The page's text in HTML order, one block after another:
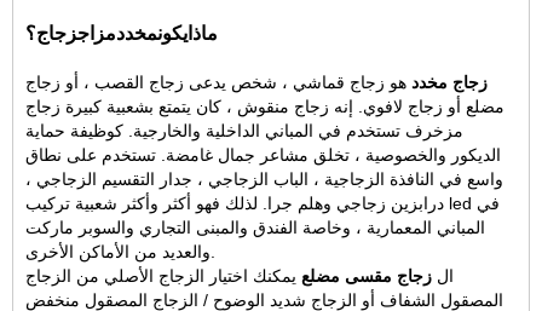
ماذا يكونمخددمزاجزجاج؟
زجاج مخدد هو زجاج قماشي ، شخص يدعى زجاج القصب ، أو زجاج
مضلع أو زجاج لافوي. إنه زجاج منقوش ، كان يتمتع بشعبية كبيرة زجاج
مزخرف تستخدم في المباني الداخلية والخارجية. كوظيفة حماية
الديكور والخصوصية ، تخلق مشاعر جمال غامضة. تستخدم على نطاق
واسع في النافذة الزجاجية ، الباب الزجاجي ، جدار التقسيم الزجاجي ،
درابزين زجاجي وهلم جرا. لذلك فهو أكثر وأكثر شعبية تركيب led في
المباني المعمارية ، وخاصة الفندق والمبنى التجاري والسوبر ماركت
ال زجاج مقسى مضلع يمكنك اختيار الزجاج الأصلي من الزجاج
المصقول الشفاف أو الزجاج شديد الوضوح / الزجاج المصقول منخفض